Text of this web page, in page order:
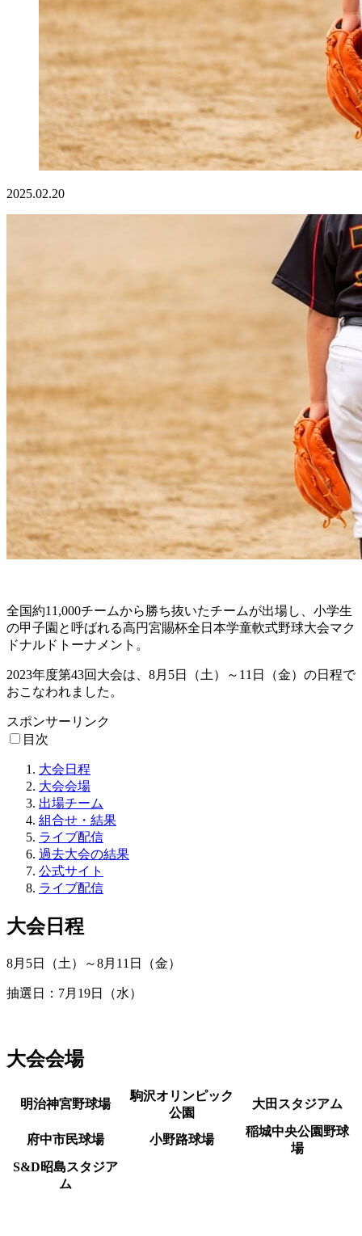
2025.02.20
全国約11,000チームから勝ち抜いたチームが出場し、小学生
の甲子園と呼ばれる高円宮賜杯全日本学童軟式野球大会マク
ドナルドトーナメント。
2023年度第43回大会は、8月5日（土）～11日（金）の日程で
おこなわれました。
スポンサーリンク
目次
大会日程
大会会場
出場チーム
組合せ・結果
ライブ配信
過去大会の結果
公式サイト
ライブ配信
大会日程
8月5日（土）～8月11日（金）
抽選日：7月19日（水）
大会会場
明治神宮野球場
駒沢オリンピック
公園
大田スタジアム
府中市民球場 小野路球場
稲城中央公園野球
場
S&D昭島スタジア
ム